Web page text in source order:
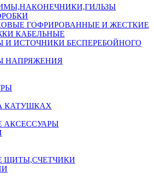
ГОФРИРОВАННЫЕ И ЖЕСТКИЕ
КАБЕЛЬНЫЕ
И ИСТОЧНИКИ БЕСПЕРЕБОЙНОГО
НАПРЯЖЕНИЯ
КАТУШКАХ
АКСЕССУАРЫ
ЩИТЫ,СЧЕТЧИКИ